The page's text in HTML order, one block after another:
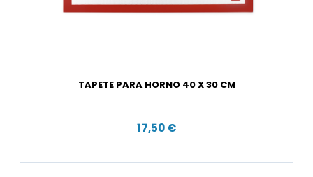
TAPETE PARA HORNO 40 X 30 CM
17,50 €